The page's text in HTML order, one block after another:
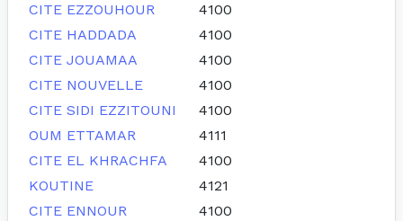
CITE EZZOUHOUR
4100
CITE HADDADA
4100
CITE JOUAMAA
4100
CITE NOUVELLE
4100
CITE SIDI EZZITOUNI
4100
OUM ETTAMAR
4111
CITE EL KHRACHFA
4100
KOUTINE
4121
CITE ENNOUR
4100